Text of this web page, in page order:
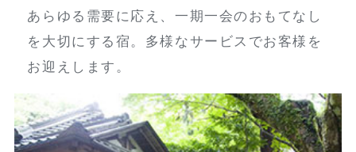
あらゆる需要に応え、一期一会のおもてなし
を大切にする宿。多様なサービスでお客様を
お迎えします。